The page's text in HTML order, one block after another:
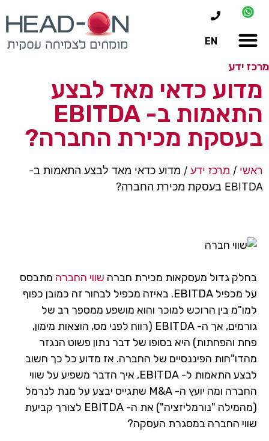
EN
מרכז ידע
מדוע כדאי מאד לבצע
התאמות ב- EBITDA
בעסקת מכירת החברה?
ראשי / מרכז ידע / מדוע כדאי מאד לבצע התאמות ב-
EBITDA בעסקת מכירת החברה?
בחלק גדול מעסקאות מכירת חברה שווי החברה מתבסס
על מכפיל EBITDA. באיזה מכפיל לבחור זה כמובן כפוף
למו"מ בין הרוכש למוכר והוא מושפע ממספר רב של
גורמים, אך ה- EBITDA (רווח לפני מס, הוצאות מימון,
פחת והפחתות) היא בסופו של דבר נתון פשוט הנגזר
מהדו"חות הפיננסיים של החברה. אז מדוע כל כך חשוב
לבצע התאמות ל- EBITDA, איך הדבר משפיע על שווי
החברה ומה יועץ ה- M&A שתגייס יבצע על מנת לנרמל
(מהמילה "נורמליזציה") את ה- EBITDA לצורך קביעת
שווי החברה במסגרת העסקה?